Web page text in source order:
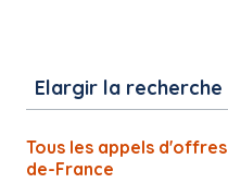
Elargir la recherche
Tous les appels
de-France